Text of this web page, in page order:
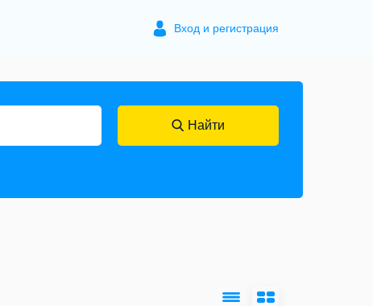
Вход и регистрация
Найти